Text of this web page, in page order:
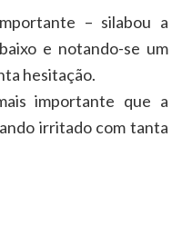
– silabou a
e notando-se um
hesitação.
importante que a
irritado com tanta